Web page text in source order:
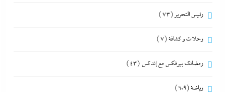
رئيس التحرير (73)
رحلات و كشافة(7)
رمضانك بيرفكس مع إندكس (43)
رياضة(609)